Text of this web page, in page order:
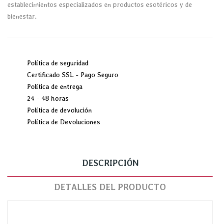
establecimientos especializados en productos esotéricos y de
bienestar.
Política de seguridad
Certificado SSL - Pago Seguro
Política de entrega
24 - 48 horas
Política de devolución
Política de Devoluciones
DESCRIPCIÓN
DETALLES DEL PRODUCTO